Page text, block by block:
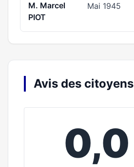
M. Marcel
PIOT
Mai 1945
Avis des citoyens
0,0